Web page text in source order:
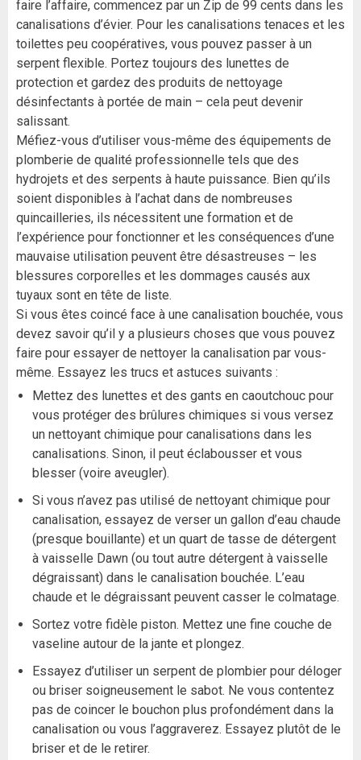
faire l’affaire, commencez par un Zip de 99 cents dans les
canalisations d’évier. Pour les canalisations tenaces et les
toilettes peu coopératives, vous pouvez passer à un
serpent flexible. Portez toujours des lunettes de
protection et gardez des produits de nettoyage
désinfectants à portée de main – cela peut devenir
salissant.
Méfiez-vous d’utiliser vous-même des équipements de
plomberie de qualité professionnelle tels que des
hydrojets et des serpents à haute puissance. Bien qu’ils
soient disponibles à l’achat dans de nombreuses
quincailleries, ils nécessitent une formation et de
l’expérience pour fonctionner et les conséquences d’une
mauvaise utilisation peuvent être désastreuses – les
blessures corporelles et les dommages causés aux
tuyaux sont en tête de liste.
Si vous êtes coincé face à une canalisation bouchée, vous
devez savoir qu’il y a plusieurs choses que vous pouvez
faire pour essayer de nettoyer la canalisation par vous-
même. Essayez les trucs et astuces suivants :
Mettez des lunettes et des gants en caoutchouc pour
vous protéger des brûlures chimiques si vous versez
un nettoyant chimique pour canalisations dans les
canalisations. Sinon, il peut éclabousser et vous
blesser (voire aveugler).
Si vous n’avez pas utilisé de nettoyant chimique pour
canalisation, essayez de verser un gallon d’eau chaude
(presque bouillante) et un quart de tasse de détergent
à vaisselle Dawn (ou tout autre détergent à vaisselle
dégraissant) dans le canalisation bouchée. L’eau
chaude et le dégraissant peuvent casser le colmatage.
Sortez votre fidèle piston. Mettez une fine couche de
vaseline autour de la jante et plongez.
Essayez d’utiliser un serpent de plombier pour déloger
ou briser soigneusement le sabot. Ne vous contentez
pas de coincer le bouchon plus profondément dans la
canalisation ou vous l’aggraverez. Essayez plutôt de le
briser et de le retirer.